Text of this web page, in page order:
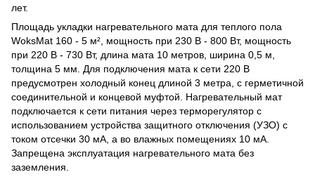
лет.
Площадь укладки нагревательного мата для теплого пола
WoksMat 160 - 5 м², мощность при 230 В - 800 Вт, мощность
при 220 В - 730 Вт, длина мата 10 метров, ширина 0,5 м,
толщина 5 мм. Для подключения мата к сети 220 В
предусмотрен холодный конец длиной 3 метра, с герметичной
соединительной и концевой муфтой. Нагревательный мат
подключается к сети питания через терморегулятор с
использованием устройства защитного отключения (УЗО) с
током отсечки 30 мА, а во влажных помещениях 10 мА.
Запрещена эксплуатация нагревательного мата без
заземления.